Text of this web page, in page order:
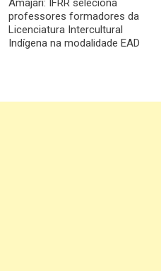
Amajari: IFRR seleciona
professores formadores da
Licenciatura Intercultural
Indígena na modalidade EAD